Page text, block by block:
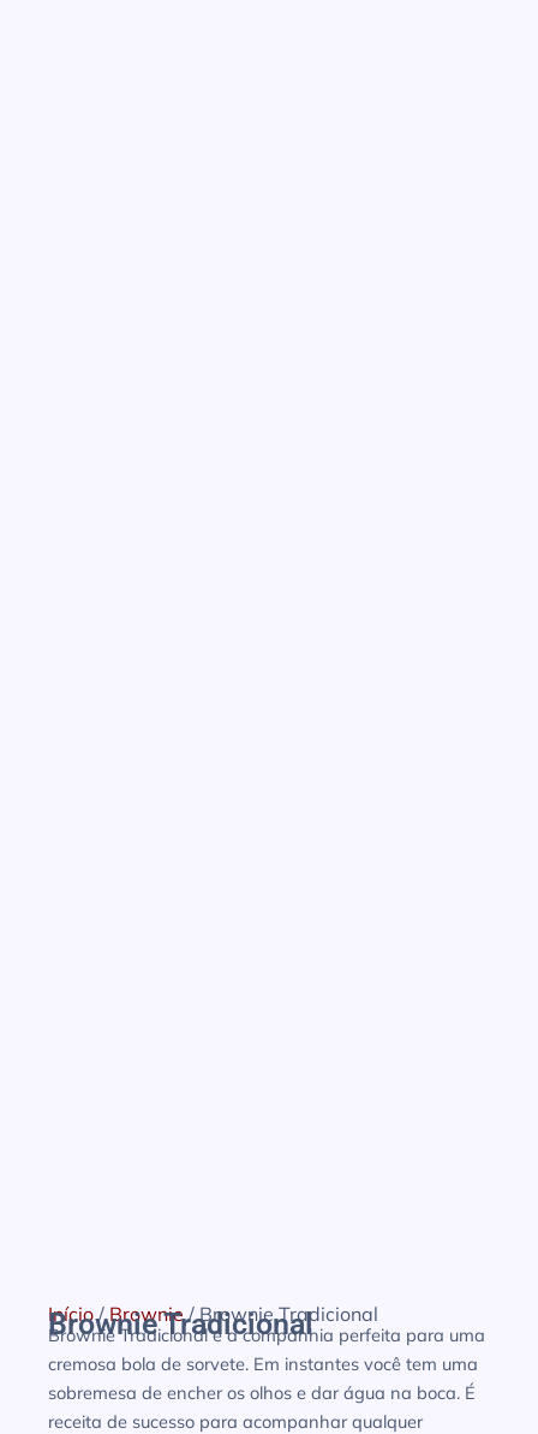
Início/Brownie/ Brownie Tradicional
Brownie Tradicional
Brownie Tradicional é a companhia perfeita para uma
cremosa bola de sorvete. Em instantes você tem uma
sobremesa de encher os olhos e dar água na boca. É
receita de sucesso para acompanhar qualquer